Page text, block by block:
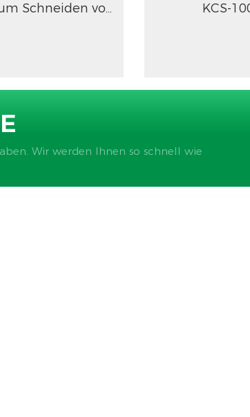
Automatische Kreissäge KCS-160C zum Schneiden von Metallstangen und Rohren KCS-
Wir werden Ihnen so schnell wie